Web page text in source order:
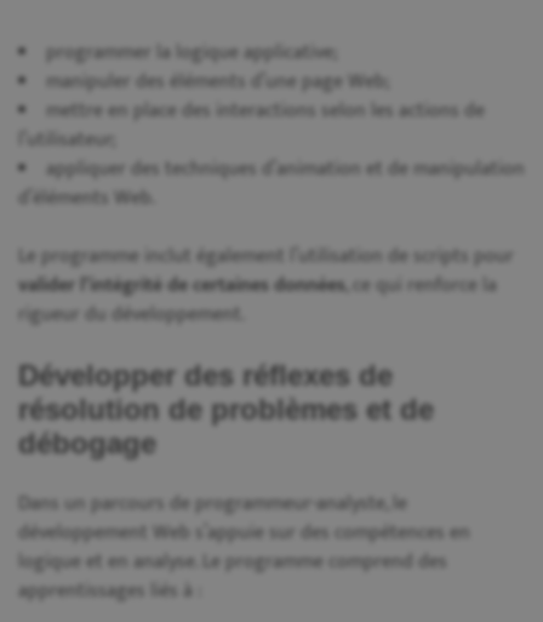
programmer la logique applicative;
manipuler des éléments d’une page Web;
mettre en place des interactions selon les actions de
l’utilisateur;
appliquer des techniques d’animation et de manipulation
d’éléments Web.
Le programme inclut également l’utilisation de scripts pour
valider l’intégrité de certaines données , ce qui renforce la
rigueur du développement.
Développer des réflexes de
résolution de problèmes et de
débogage
Dans un parcours de programmeur-analyste, le
développement Web s’appuie sur des compétences en
logique et en analyse. Le programme comprend des
apprentissages liés à :